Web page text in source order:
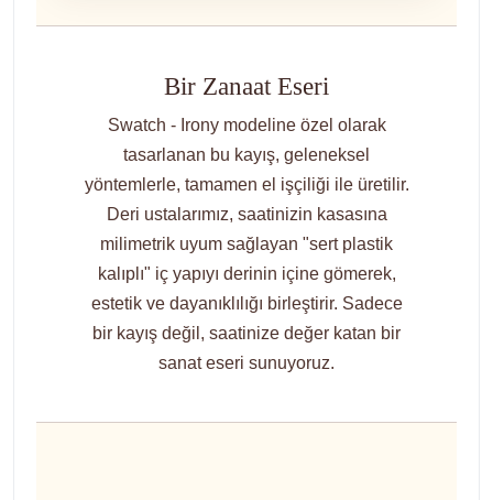
Bir Zanaat Eseri
Swatch - Irony modeline özel olarak
tasarlanan bu kayış, geleneksel
yöntemlerle, tamamen el işçiliği ile üretilir.
Deri ustalarımız, saatinizin kasasına
milimetrik uyum sağlayan "sert plastik
kalıplı" iç yapıyı derinin içine gömerek,
estetik ve dayanıklılığı birleştirir. Sadece
bir kayış değil, saatinize değer katan bir
sanat eseri sunuyoruz.